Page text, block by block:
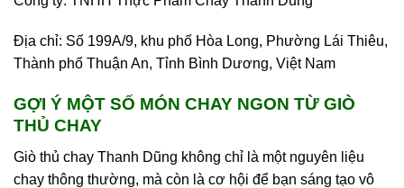
Địa chỉ: Số 199A/9, khu phố Hòa Long, Phường Lái Thiêu,
Thành phố Thuận An, Tỉnh Bình Dương, Việt Nam
GỢI Ý MỘT SỐ MÓN CHAY NGON TỪ GIÒ
THỦ CHAY
Giò thủ chay Thanh Dũng không chỉ là một nguyên liệu
chay thông thường, mà còn là cơ hội để bạn sáng tạo vô